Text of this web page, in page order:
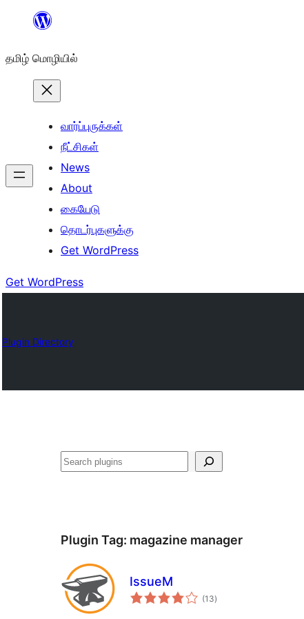
உள்ளடக்கத்திற்கு
தமிழ் மொழியில்
வார்ப்புருக்கள்
நீட்சிகள்
News
About
கையேடு
தொடர்புகளுக்கு
Get WordPress
Get WordPress
Plugin Directory
தேடுக
Plugin Tag: magazine manager
IssueM
(13total
ratings
)